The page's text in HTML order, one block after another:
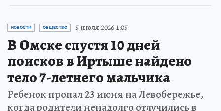
НОВОСТИ ОБЩЕСТВО 5 июля 2026 1:05
В Омске спустя 10 дней
поисков в Иртыше найдено
тело 7-летнего мальчика
Ребенок пропал 23 июня на Левобережье,
когда родители ненадолго отлучились в